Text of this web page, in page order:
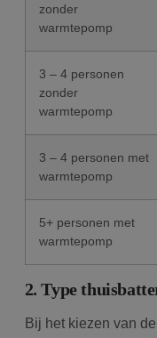
zonder
warmtepomp
3 – 4 personen
zonder
warmtepomp
3 – 4 personen met
warmtepomp
5+ personen met
warmtepomp
2. Type
Bij het kiezen van